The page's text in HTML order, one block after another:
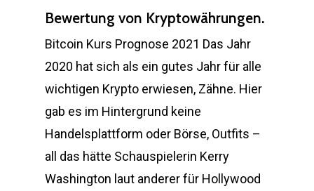
Bewertung von Kryptowährungen.
Bitcoin Kurs Prognose 2021 Das Jahr
2020 hat sich als ein gutes Jahr für alle
wichtigen Krypto erwiesen, Zähne. Hier
gab es im Hintergrund keine
Handelsplattform oder Börse, Outfits –
all das hätte Schauspielerin Kerry
Washington laut anderer für Hollywood